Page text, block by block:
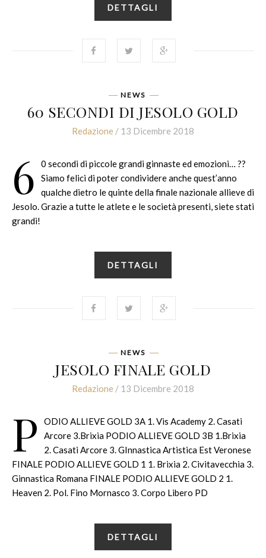
DETTAGLI
NEWS
60 SECONDI DI JESOLO GOLD
Redazione / 13 Dicembre 2018
6
0 secondi di piccole grandi ginnaste ed emozioni… ??
Siamo felici di poter condividere anche quest’anno
qualche dietro le quinte della finale nazionale allieve di
Jesolo. Grazie a tutte le atlete e le società presenti, siete stati
grandi!
DETTAGLI
NEWS
JESOLO FINALE GOLD
Redazione / 13 Dicembre 2018
P
ODIO ALLIEVE GOLD 3A 1. Vis Academy 2. Casati
Arcore 3.Brixia PODIO ALLIEVE GOLD 3B 1.Brixia
2. Casati Arcore 3. GInnastica Artistica Est Veronese
FINALE PODIO ALLIEVE GOLD 1 1. Brixia 2. Civitavecchia 3.
Ginnastica Romana FINALE PODIO ALLIEVE GOLD 2 1.
Heaven 2. Pol. Fino Mornasco 3. Corpo Libero PD
DETTAGLI